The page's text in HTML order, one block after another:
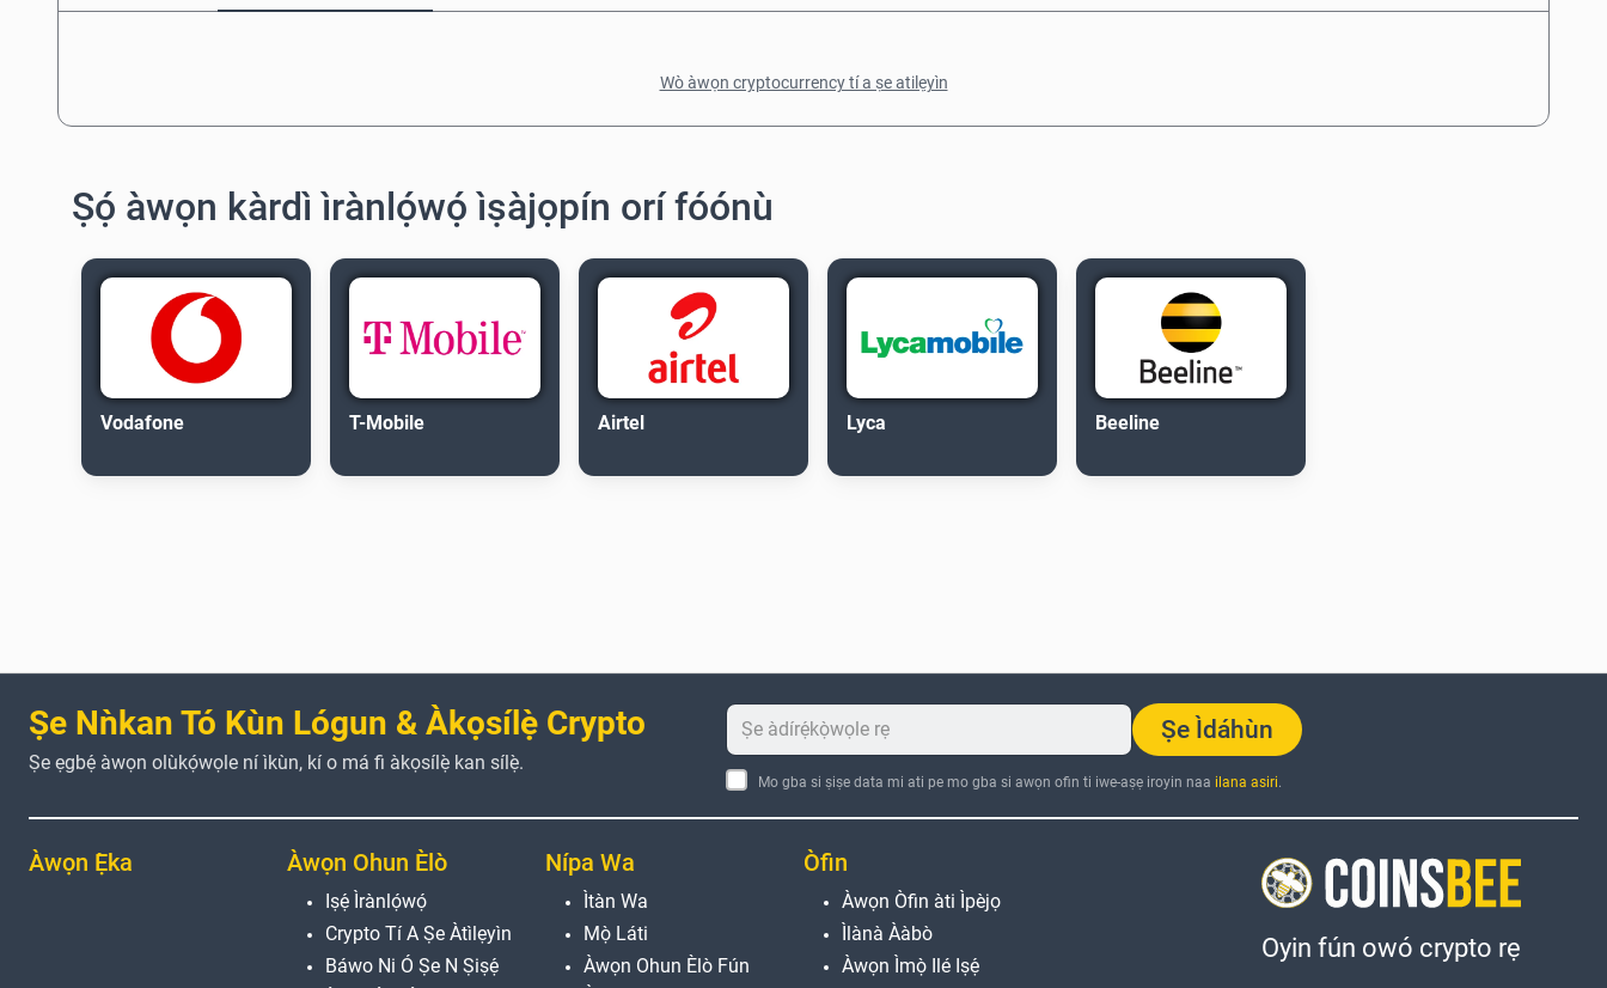
Wò àwọn cryptocurrency tí a ṣe atilẹyìn
Ṣọ́ àwọn kàrdì ìrànlọ́wọ́ ìṣàjọpín orí fóónù
Vodafone T-Mobile Airtel Lyca Beeline
Ṣe Nǹkan Tó Kùn Lógun & Àkọsílẹ̀ Crypto
Ṣe ẹgbẹ́ àwọn olùkọ́wọle ní ìkùn, kí o má fi àkọsílẹ̀ kan sílẹ̀.
Ṣe Ìdáhùn
Mo gba si ṣiṣe data mi ati pe mo gba si awọn ofin ti iwe-aṣẹ iroyin naa ilana asiri.
Àwọn Ẹ̀ka Àwọn Ohun Èlò
Iṣẹ́ Ìrànlọ́wọ́
Crypto Tí A Ṣe Àtìlẹyìn
Báwo Ni Ó Ṣe N Ṣiṣẹ́
Nípa Wa
Ìtàn Wa
Mọ̀ Láti
Àwọn Ohun Èlò Fún
Òfin
Àwọn Òfin àti Ìpèjọ
Ìlànà Ààbò
Àwọn Ìmọ̀ Ilé Iṣẹ́
Oyin fún owó crypto rẹ